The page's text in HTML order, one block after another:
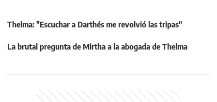
Thelma: "Escuchar a Darthés me revolvió las tripas"
La brutal pregunta de Mirtha a la abogada de Thelma